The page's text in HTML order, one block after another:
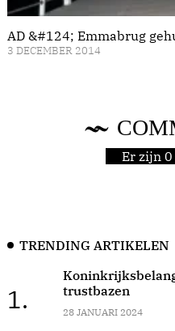
AD &#124; Emmabrug
3 DECEMBER 2014
Er zijn
TRENDING ARTIKELEN
1.
trustbazen
28 JANUARI 2024